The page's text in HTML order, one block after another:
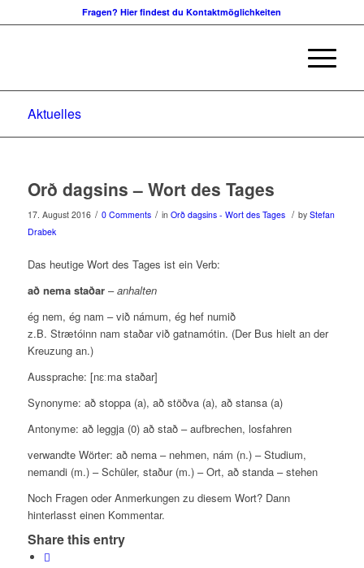
Fragen? Hier findest du Kontaktmöglichkeiten
Aktuelles
Orð dagsins – Wort des Tages
17. August 2016 / 0 Comments / in Orð dagsins - Wort des Tages / by Stefan
Drabek
Das heutige Wort des Tages ist ein Verb:
að nema staðar –anhalten
ég nem, ég nam – við námum, ég hef numið
z.B. Strætóinn nam staðar við gatnamótin. (Der Bus hielt an der
Kreuzung an.)
Aussprache: [nɛːma staðar]
Synonyme: að stoppa (a), að stöðva (a), að stansa (a)
Antonyme: að leggja (0) að stað – aufbrechen, losfahren
verwandte Wörter: að nema – nehmen, nám (n.) – Studium,
nemandi (m.) – Schüler, staður (m.) – Ort, að standa – stehen
Noch Fragen oder Anmerkungen zu diesem Wort? Dann
hinterlasst einen Kommentar.
Share this entry